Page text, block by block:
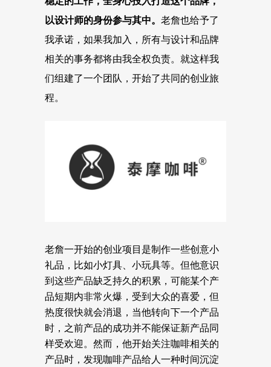
以设计师的身份参与其中。 老詹也给予了
我承诺，如果我加入，所有与设计和品牌
相关的事务都将由我全权负责。就这样我
们组建了一个团队，开始了共同的创业旅
程。
老詹一开始的创业项目是制作一些创意小
礼品，比如小灯具、小玩具等。但他意识
到这些产品缺乏持久的积累，可能某个产
品短期内非常火爆，受到大众的喜爱，但
热度很快就会消退，当他转向下一个产品
时，之前产品的成功并不能保证新产品同
样受欢迎。然而，他开始关注咖啡相关的
产品时，发现咖啡产品给人一种时间沉淀